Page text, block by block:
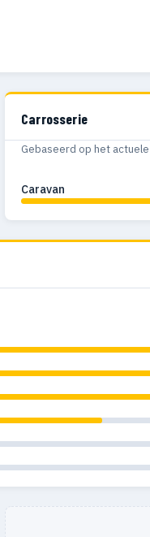
Carrosserie
Gebaseerd op het actuele
Caravan